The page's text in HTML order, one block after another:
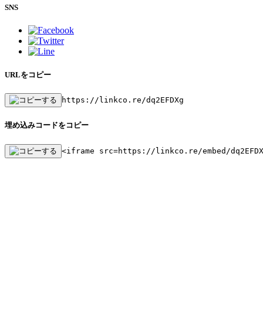
SNS
URLをコピー
https://linkco.re/dq2EFDXg
埋め込みコードをコピー
<iframe src=https://linkco.re/embed/